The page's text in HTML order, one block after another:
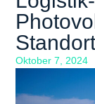
Oktober 7, 2024